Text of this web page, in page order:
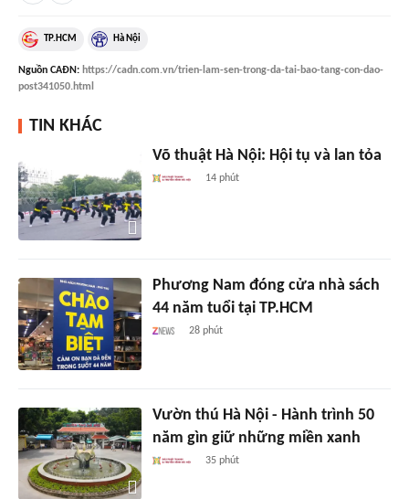
TP.HCM Hà Nội
Nguồn CAĐN: https://cadn.com.vn/trien-lam-sen-trong-da-tai-bao-tang-con-dao-
post341050.html
TIN KHÁC
Võ thuật Hà Nội: Hội tụ và lan tỏa
14 phút
Phương Nam đóng cửa nhà sách
44 năm tuổi tại TP.HCM
28 phút
Vườn thú Hà Nội - Hành trình 50
năm gìn giữ những miền xanh
35 phút